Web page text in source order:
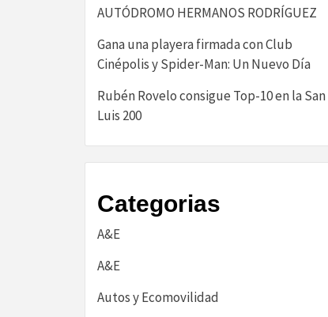
AUTÓDROMO HERMANOS RODRÍGUEZ
Gana una playera firmada con Club
Cinépolis y Spider-Man: Un Nuevo Día
Rubén Rovelo consigue Top-10 en la San
Luis 200
Categorias
A&E
A&E
Autos y Ecomovilidad